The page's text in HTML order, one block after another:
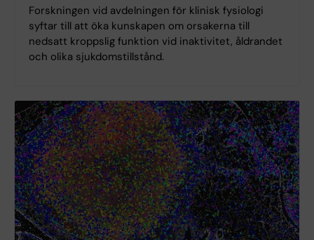
Forskningen vid avdelningen för klinisk fysiologi
syftar till att öka kunskapen om orsakerna till
nedsatt kroppslig funktion vid inaktivitet, åldrandet
och olika sjukdomstillstånd.